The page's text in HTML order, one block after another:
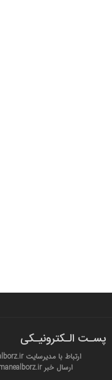
پسـت الـکترونیـکی
ارتباط با مدیرسایت ahmadi@samanealborz.ir
ارسال خبر shahrvand@samanealborz.ir